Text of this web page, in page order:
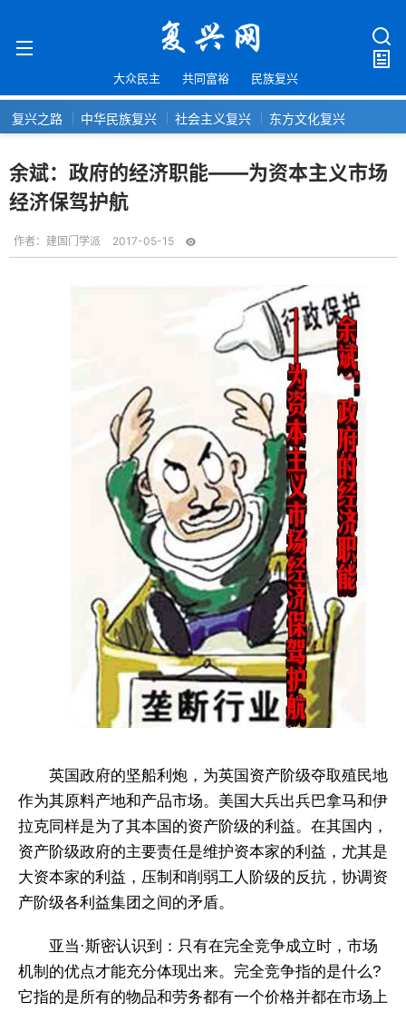
大众民主 共同富裕 民族复兴
复兴之路 中华民族复兴 社会主义复兴 东方文化复兴
余斌：政府的经济职能——为资本主义市场
经济保驾护航
作者： 建国门学派 2017-05-15
英国政府的坚船利炮，为英国资产阶级夺取殖民地
作为其原料产地和产品市场。美国大兵出兵巴拿马和伊
拉克同样是为了其本国的资产阶级的利益。在其国内，
资产阶级政府的主要责任是维护资本家的利益，尤其是
大资本家的利益，压制和削弱工人阶级的反抗，协调资
产阶级各利益集团之间的矛盾。
亚当·斯密认识到：只有在完全竞争成立时，市场
机制的优点才能充分体现出来。完全竞争指的是什么?
它指的是所有的物品和劳务都有一个价格并都在市场上